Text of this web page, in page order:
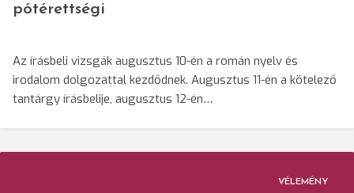
pótérettségi
Az írásbeli vizsgák augusztus 10-én a román nyelv és
irodalom dolgozattal kezdődnek. Augusztus 11-én a kötelező
tantárgy írásbelije, augusztus 12-én…
VÉLEMÉNY